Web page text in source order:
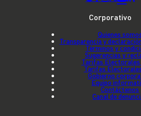
Corporativo
Quienes
Transparencia y
Términos y
Sugerencias y
Tarifas Electorales
Tarifas
Gobierno
Equipo
Contáctenos
Canal de